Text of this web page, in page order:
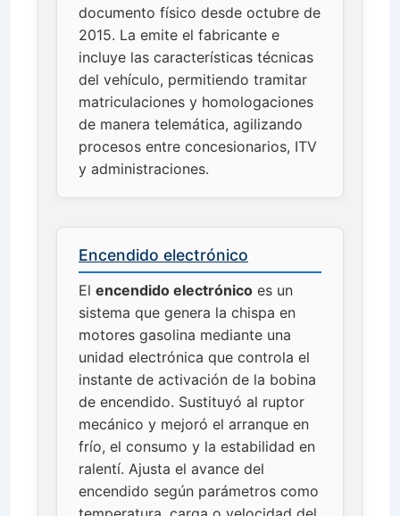
documento físico desde octubre de
2015. La emite el fabricante e
incluye las características técnicas
del vehículo, permitiendo tramitar
matriculaciones y homologaciones
de manera telemática, agilizando
procesos entre concesionarios, ITV
y administraciones.
Encendido electrónico
El encendido electrónico es un
sistema que genera la chispa en
motores gasolina mediante una
unidad electrónica que controla el
instante de activación de la bobina
de encendido. Sustituyó al ruptor
mecánico y mejoró el arranque en
frío, el consumo y la estabilidad en
ralentí. Ajusta el avance del
encendido según parámetros como